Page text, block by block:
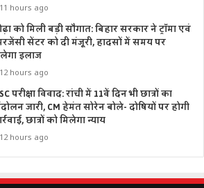
11 hours ago
को मिली बड़ी सौगात: बिहार सरकार ने ट्रॉमा एवं
सेंटर को दी मंजूरी, हादसों में समय पर
इलाज
12 hours ago
परीक्षा विवाद: रांची में 11वें दिन भी छात्रों का
जारी, CM हेमंत सोरेन बोले- दोषियों पर होगी
छात्रों को मिलेगा न्याय
12 hours ago